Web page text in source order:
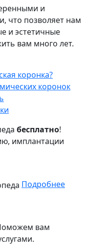
и
что позволяет нам
и эстетичные
вам много лет.
коронка?
коронок
бесплатно!
имплантации
Подробнее
вам